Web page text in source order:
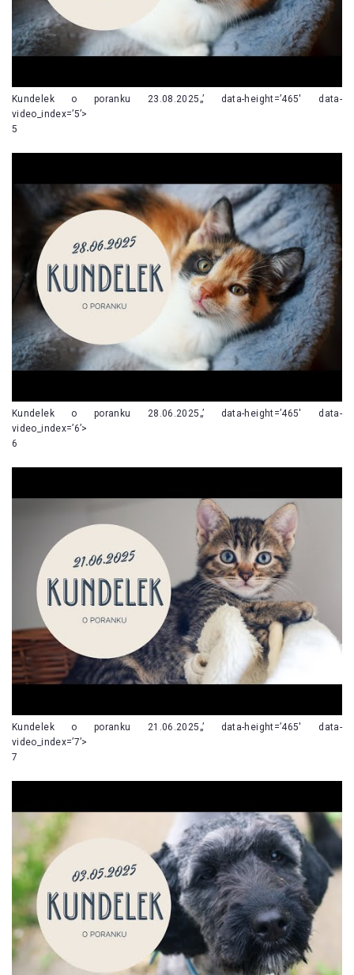
Kundelek o poranku 23.08.2025„’ data-height=’465′ data-
video_index=’5’>
5
Kundelek o poranku 28.06.2025„’ data-height=’465′ data-
video_index=’6’>
6
Kundelek o poranku 21.06.2025„’ data-height=’465′ data-
video_index=’7’>
7